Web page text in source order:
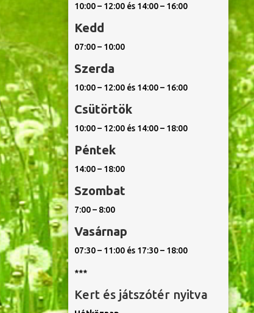
10:00 – 12:00 és 14:00 – 16:00
Kedd
07:00 – 10:00
Szerda
10:00 – 12:00 és 14:00 – 16:00
Csütörtök
10:00 – 12:00 és 14:00 – 18:00
Péntek
14:00 – 18:00
Szombat
7:00 – 8:00
Vasárnap
07:30 – 11:00 és 17:30 – 18:00
***
Kert és játszótér nyitva